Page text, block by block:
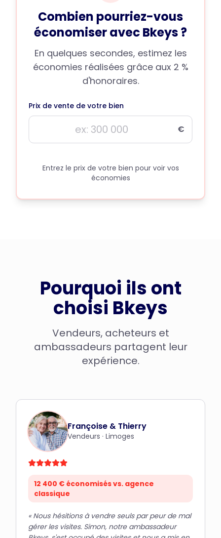
Combien pourriez-vous
économiser avec Bkeys ?
En quelques secondes, estimez les
économies réalisées grâce aux 2 %
d'honoraires.
Prix de vente de votre bien
€
Entrez le prix de votre bien pour voir vos
économies
Pourquoi ils ont
choisi Bkeys
Vendeurs, acheteurs et
ambassadeurs partagent leur
expérience.
Françoise & Thierry
Vendeurs · Limoges
12 400 € économisés vs. agence
classique
« Nous hésitions à vendre seuls par peur de mal
gérer les visites. Simon, notre ambassadeur